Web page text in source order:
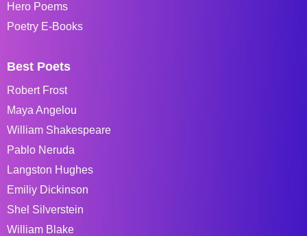
Hero Poems
Poetry E-Books
Best Poets
Robert Frost
Maya Angelou
William Shakespeare
Pablo Neruda
Langston Hughes
Emiliy Dickinson
Shel Silverstein
William Blake